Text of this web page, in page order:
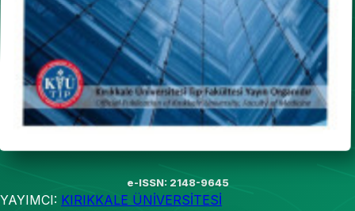
e-ISSN: 2148-9645
YAYIMCI: KIRIKKALE ÜNİVERSİTESİ